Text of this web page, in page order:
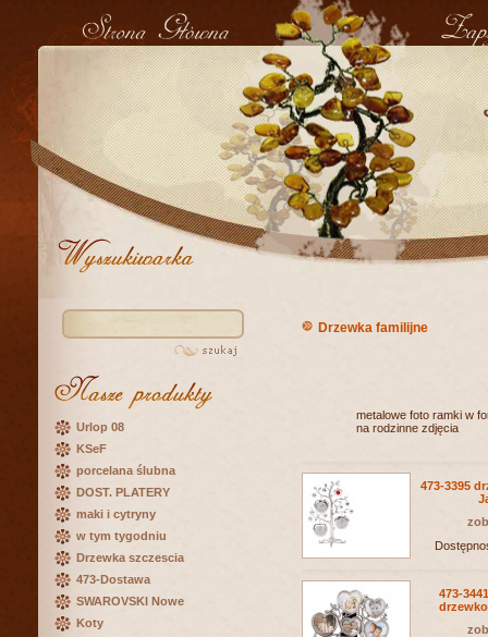
Urlop 08
KSeF
porcelana ślubna
DOST. PLATERY
maki i cytryny
w tym tygodniu
Drzewka szczescia
473-Dostawa
SWAROVSKI Nowe
Koty
Drzewka familijne
metalowe foto ramki w
na rodzinne zdjęcia
473-3395
473-